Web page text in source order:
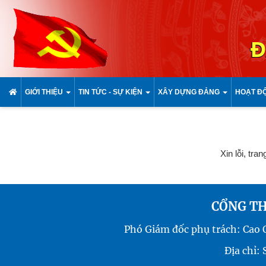
GIỚI THIỆU TIN TỨC - SỰ KIỆN XÂY DỰNG ĐẢNG HOẠT
Xin lỗi,
CỔNG
Phó Giám đốc phụ trách:
Địa chỉ: